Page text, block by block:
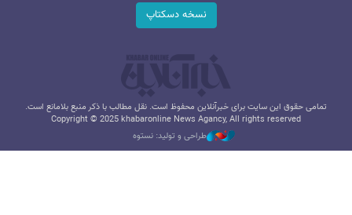
نسخه دسکتاپ
تمامی حقوق این سایت برای خبرآنلاین محفوظ است. نقل مطالب با ذکر منبع بلامانع است.
Copyright © 2025 khabaronline News Agancy, All rights reserved
طراحی و تولید: نستوه